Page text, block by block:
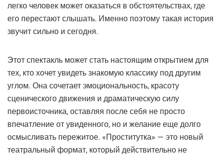
легко человек может оказаться в обстоятельствах, где
его перестают слышать. Именно поэтому такая история
звучит сильно и сегодня.
Этот спектакль может стать настоящим открытием для
тех, кто хочет увидеть знакомую классику под другим
углом. Она сочетает эмоциональность, красоту
сценического движения и драматическую силу
первоисточника, оставляя после себя не просто
впечатление от увиденного, но и желание еще долго
осмысливать пережитое. «Проститутка» — это новый
театральный формат, который действительно не